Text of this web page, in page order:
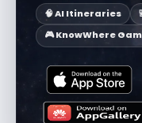
🧠 AI Itineraries
🎮 KnowWhere